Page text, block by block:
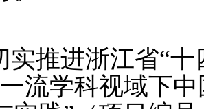
实推进浙江省“
流学科视域下